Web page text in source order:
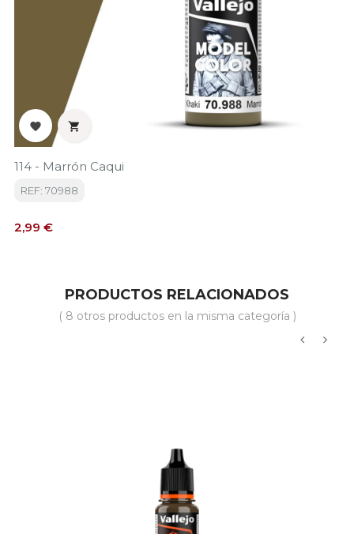
 
114 - Marrón Caqui
REF: 70988
Precio
2,99 €
PRODUCTOS RELACIONADOS
( 8 otros productos en la misma categoría )